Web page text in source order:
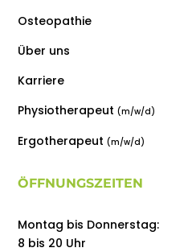
Osteopathie
Über uns
Karriere
Physiotherapeut(m/w/d)
Ergotherapeut(m/w/d)
ÖFFNUNGSZEITEN
Montag bis Donnerstag:
8 bis 20 Uhr